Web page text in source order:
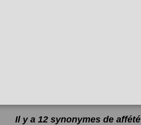
Il y a 12 synonymes de affété